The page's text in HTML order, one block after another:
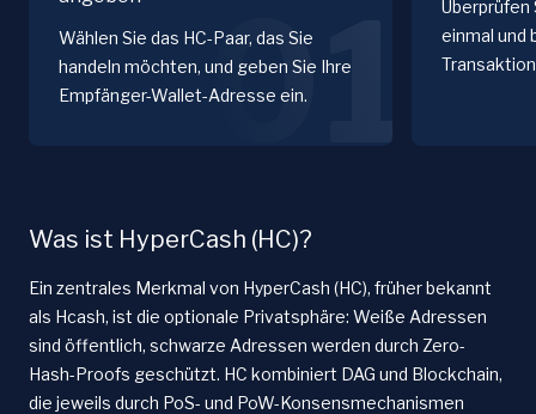
Wählen Sie das HC-Paar, das Sie
handeln möchten, und geben Sie Ihre
Empfänger-Wallet-Adresse ein.
01
Überprüfen
einmal und
Was ist HyperCash (HC)?
Ein zentrales Merkmal von HyperCash (HC), früher bekannt
als Hcash, ist die optionale Privatsphäre: Weiße Adressen
sind öffentlich, schwarze Adressen werden durch Zero-
Hash-Proofs geschützt. HC kombiniert DAG und Blockchain,
die jeweils durch PoS- und PoW-Konsensmechanismen